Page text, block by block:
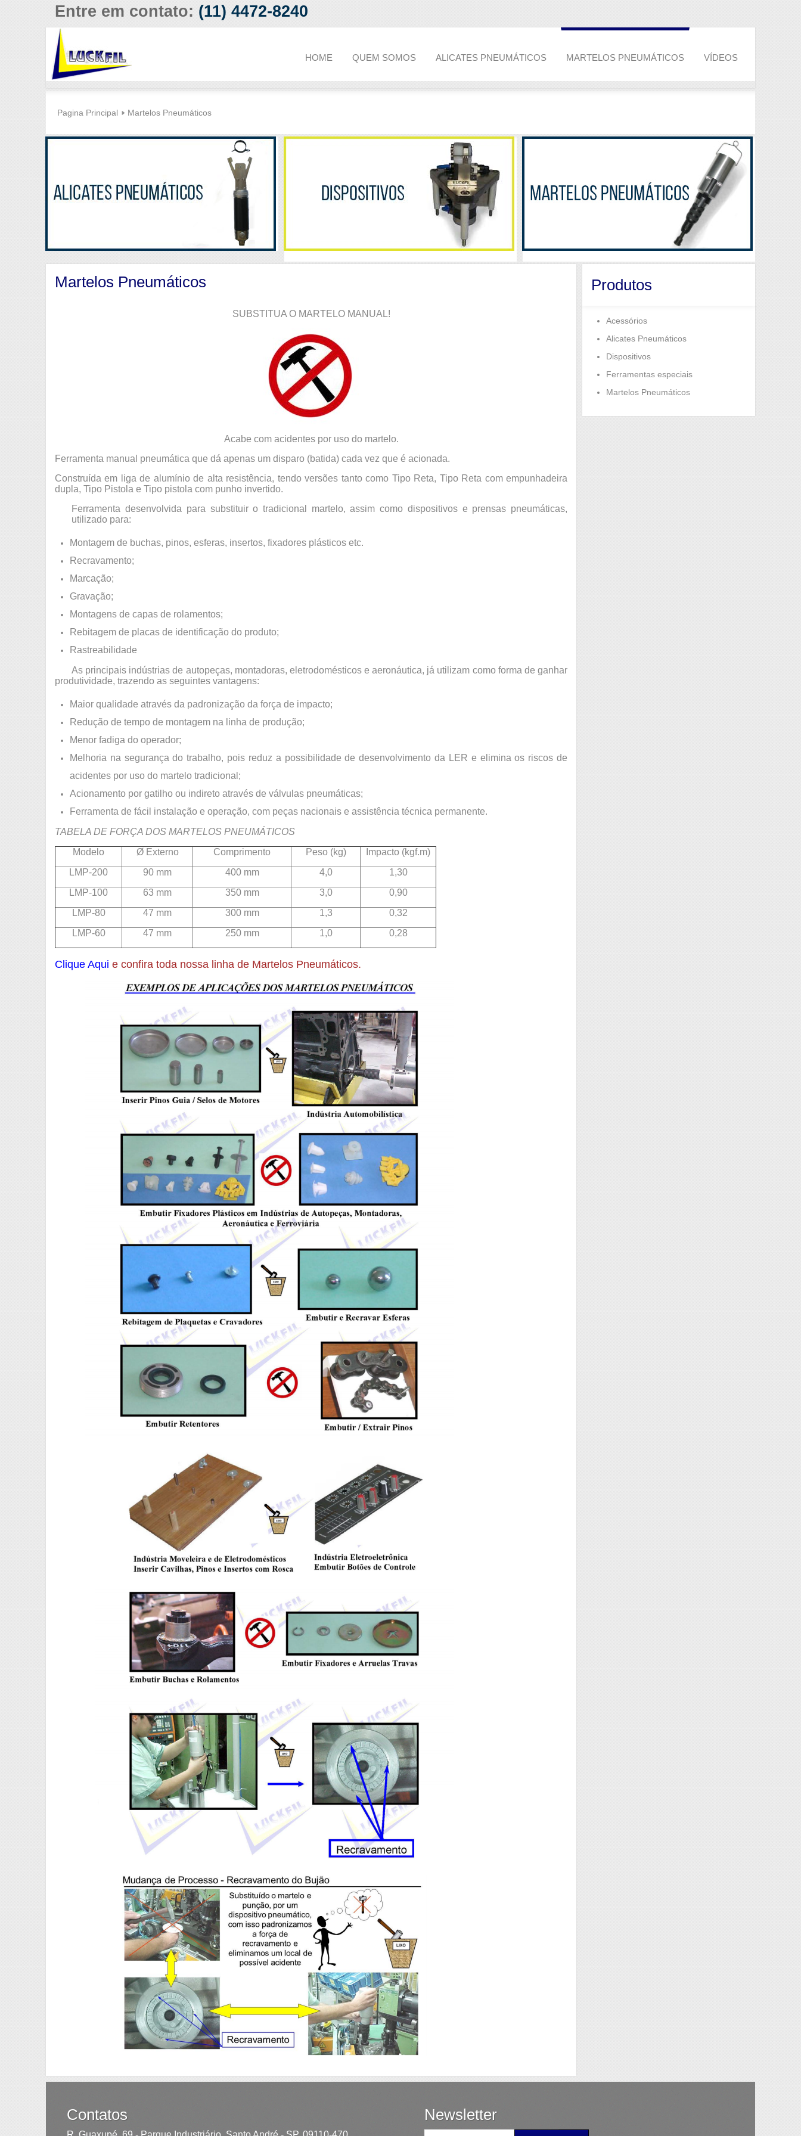
Entre em contato: (11) 4472-8240
HOME QUEM SOMOS ALICATES PNEUMÁTICOS MARTELOS PNEUMÁTICOS VÍDEOS
Pagina Principal Martelos Pneumáticos
Martelos Pneumáticos
SUBSTITUA O MARTELO MANUAL!
Acabe com acidentes por uso do martelo.
Ferramenta manual pneumática que dá apenas um disparo (batida) cada vez que é acionada.
Construída em liga de alumínio de alta resistência, tendo versões tanto como Tipo Reta, Tipo Reta com empunhadeira
dupla, Tipo Pistola e Tipo pistola com punho invertido.
Ferramenta desenvolvida para substituir o tradicional martelo, assim como dispositivos e prensas pneumáticas,
utilizado para:
Montagem de buchas, pinos, esferas, insertos, fixadores plásticos etc.
Recravamento;
Marcação;
Gravação;
Montagens de capas de rolamentos;
Rebitagem de placas de identificação do produto;
Rastreabilidade
As principais indústrias de autopeças, montadoras, eletrodomésticos e aeronáutica, já utilizam como forma de ganhar
produtividade, trazendo as seguintes vantagens:
Maior qualidade através da padronização da força de impacto;
Redução de tempo de montagem na linha de produção;
Menor fadiga do operador;
Melhoria na segurança do trabalho, pois reduz a possibilidade de desenvolvimento da LER e elimina os riscos de
acidentes por uso do martelo tradicional;
Acionamento por gatilho ou indireto através de válvulas pneumáticas;
Ferramenta de fácil instalação e operação, com peças nacionais e assistência técnica permanente.
TABELA DE FORÇA DOS MARTELOS PNEUMÁTICOS
Modelo
Ø Externo Comprimento Peso (kg)
Impacto (kgf.m)
LMP-200
90 mm 400 mm 4,0
1,30
LMP-100
63 mm 350 mm 3,0
0,90
LMP-80
47 mm 300 mm 1,3
0,32
LMP-60
47 mm 250 mm 1,0 0,28
Clique Aqui e confira toda nossa linha de Martelos Pneumáticos.
Produtos
Acessórios
Alicates Pneumáticos
Dispositivos
Ferramentas especiais
Martelos Pneumáticos
Contatos Newsletter